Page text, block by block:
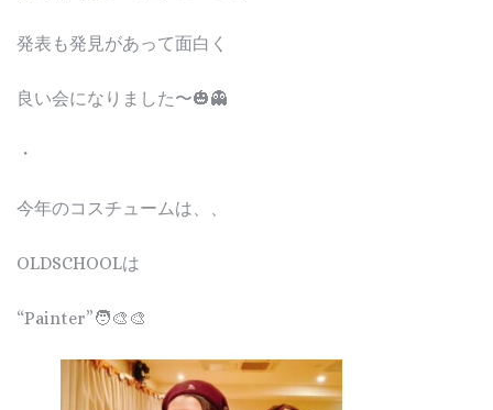
発表も発見があって面白く
良い会になりました〜🎃👻
・
今年のコスチュームは、、
OLDSCHOOLは
“Painter”🧑‍🎨🎨